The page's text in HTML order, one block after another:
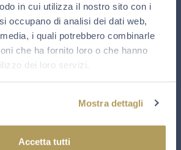
in cui utilizza il nostro sito con i
occupano di analisi dei dati web,
i quali potrebbero combinarle
che ha fornito loro o che hanno
dei loro servizi.
Mostra dettagli
Accetta tutti
e progressiva dei grappoli con
mosti; fermentazione alcolica in tini
cuvée nella primavera successiva alla
e tonneaux. Seconda fermen- tazione
affinamento a contatto con i
24 mesi, seguito da altri due